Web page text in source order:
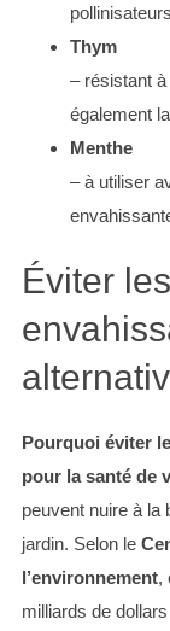
Thym
– résistant
également
Menthe
– à utiliser
Éviter
Pourquoi éviter
pour la santé de
peuvent nuire à la
jardin. Selon le
l’environnement,
milliards de